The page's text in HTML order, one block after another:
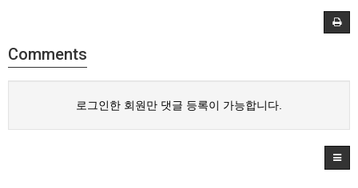
Comments
로그인한 회원만 댓글 등록이 가능합니다.